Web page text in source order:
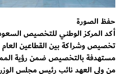
حفظ الصورة
أكد المركز الوطني للتخصيص
من ولي العهد نائب رئيس مجلس